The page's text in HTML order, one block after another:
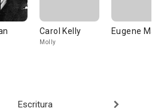
Carol Kelly
Molly
Eugene
Escritura